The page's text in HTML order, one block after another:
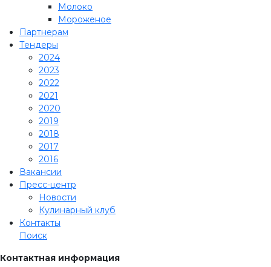
Молоко
Мороженое
Партнерам
Тендеры
2024
2023
2022
2021
2020
2019
2018
2017
2016
Вакансии
Пресс-центр
Новости
Кулинарный клуб
Контакты
Поиск
Контактная информация